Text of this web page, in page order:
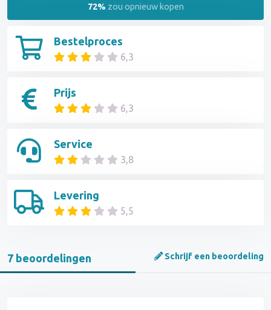
Bestelproces
6,3
Prijs
6,3
Service
3,8
Levering
5,5
72% zou opnieuw kopen
7 beoordelingen Schrijf een beoordeling